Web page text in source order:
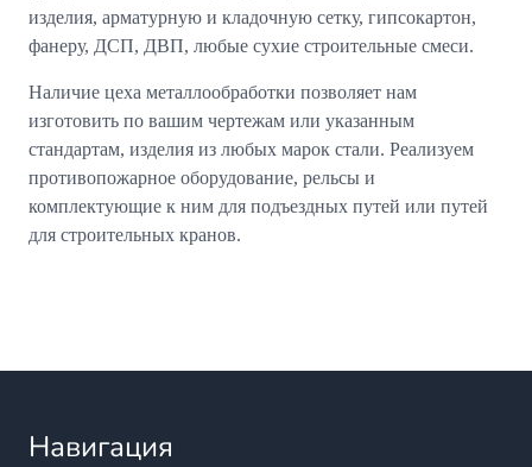
изделия, арматурную и кладочную сетку, гипсокартон,
фанеру, ДСП, ДВП, любые сухие строительные смеси.
Наличие цеха металлообработки позволяет нам
изготовить по вашим чертежам или указанным
стандартам, изделия из любых марок стали. Реализуем
противопожарное оборудование, рельсы и
комплектующие к ним для подъездных путей или путей
для строительных кранов.
Навигация